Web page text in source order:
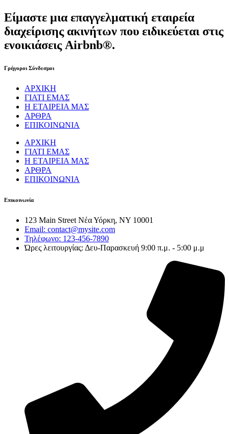
Είμαστε μια επαγγελματική εταιρεία
διαχείρισης ακινήτων που ειδικεύεται στις
ενοικιάσεις Airbnb®.
Γρήγοροι Σύνδεσμοι
ΑΡΧΙΚΗ
ΓΙΑΤΙ ΕΜΑΣ
Η ΕΤΑΙΡΕΙΑ ΜΑΣ
ΑΡΘΡΑ
ΕΠΙΚΟΙΝΩΝΙΑ
ΑΡΧΙΚΗ
ΓΙΑΤΙ ΕΜΑΣ
Η ΕΤΑΙΡΕΙΑ ΜΑΣ
ΑΡΘΡΑ
ΕΠΙΚΟΙΝΩΝΙΑ
Επικοινωνία
123 Main Street Νέα Υόρκη, NY 10001
Email: contact@mysite.com
Τηλέφωνο: 123-456-7890
Ώρες λειτουργίας: Δευ-Παρασκευή 9:00 π.μ. - 5:00 μ.μ